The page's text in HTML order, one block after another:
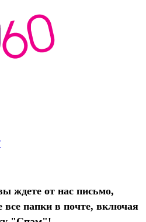
ждете от нас письмо,
все папки в почте, включая